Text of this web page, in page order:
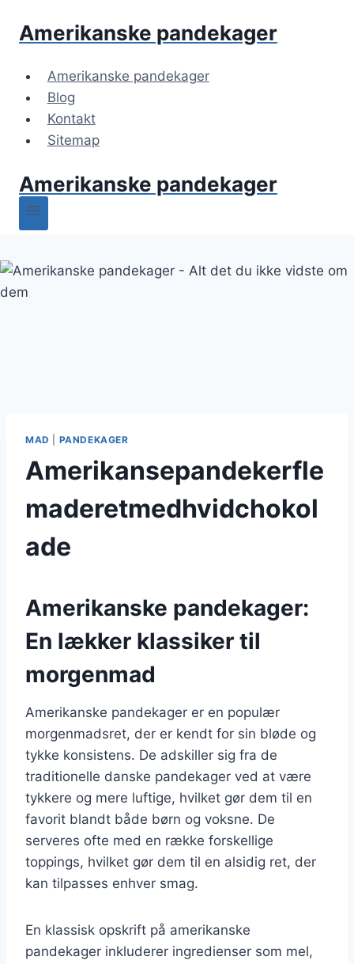
Amerikanske pandekager
Amerikanske pandekager
Blog
Kontakt
Sitemap
Amerikanske pandekager
MAD PANDEKAGER
Amerikansepandekerfle
maderetmedhvidchokol
ade
Amerikanske pandekager:
En lækker klassiker til
morgenmad
Amerikanske pandekager er en populær
morgenmadsret, der er kendt for sin bløde og
tykke konsistens. De adskiller sig fra de
traditionelle danske pandekager ved at være
tykkere og mere luftige, hvilket gør dem til en
favorit blandt både børn og voksne. De
serveres ofte med en række forskellige
toppings, hvilket gør dem til en alsidig ret, der
kan tilpasses enhver smag.
En klassisk opskrift på amerikanske
pandekager inkluderer ingredienser som mel,